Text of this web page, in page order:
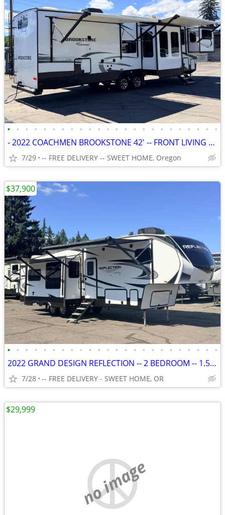
• • • • • • • • • • • • • • • • • • • • • • • •
- 2022 COACHMEN BROOKSTONE 42' -- FRONT LIVING ROOM -- 1.5 BATHROOM --
7/29 -- FREE DELIVERY -- SWEET HOME, Oregon
• • • • • • • • • • • • • • • • • • • • • • • •
2022 GRAND DESIGN REFLECTION -- 2 BEDROOM -- 1.5 BATH - 36' 5TH WHEEL
7/28 -- FREE DELIVERY - SWEET HOME, OR
$37,900
no image
$29,999